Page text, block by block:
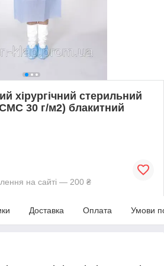
хірургічний стерильний
30 г/м2) блакитний
на сайті — 200 ₴
Доставка Оплата Умови